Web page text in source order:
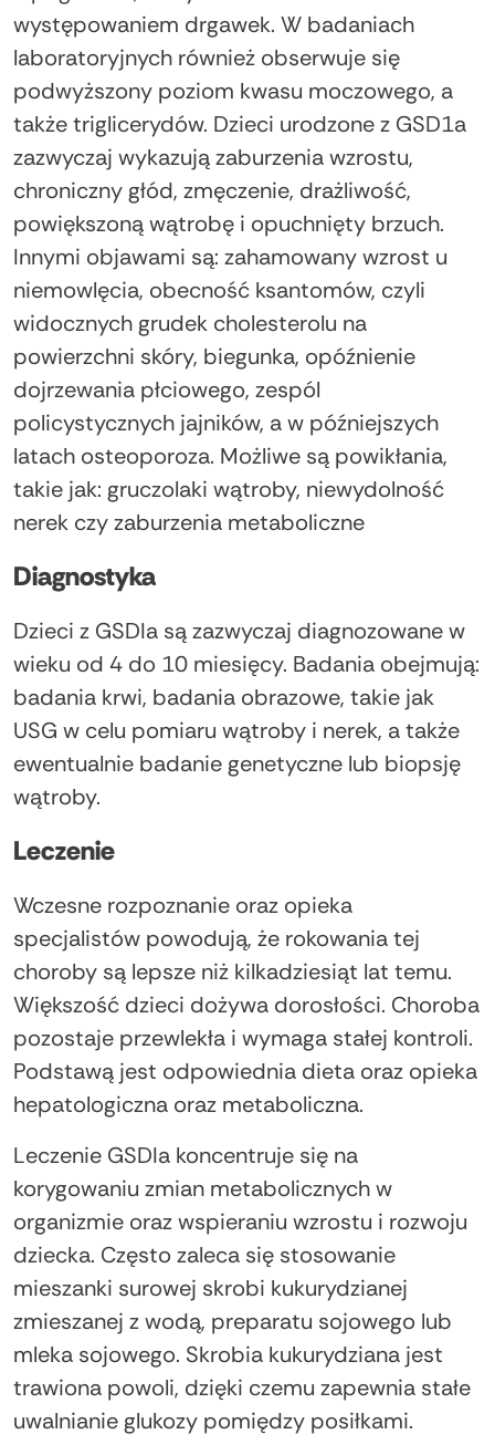
występowaniem drgawek. W badaniach
laboratoryjnych również obserwuje się
podwyższony poziom kwasu moczowego, a
także triglicerydów. Dzieci urodzone z GSD1a
zazwyczaj wykazują zaburzenia wzrostu,
chroniczny głód, zmęczenie, drażliwość,
powiększoną wątrobę i opuchnięty brzuch.
Innymi objawami są: zahamowany wzrost u
niemowlęcia, obecność ksantomów, czyli
widocznych grudek cholesterolu na
powierzchni skóry, biegunka, opóźnienie
dojrzewania płciowego, zespól
policystycznych jajników, a w późniejszych
latach osteoporoza. Możliwe są powikłania,
takie jak: gruczolaki wątroby, niewydolność
nerek czy zaburzenia metaboliczne
Diagnostyka
Dzieci z GSDIa są zazwyczaj diagnozowane w
wieku od 4 do 10 miesięcy. Badania obejmują:
badania krwi, badania obrazowe, takie jak
USG w celu pomiaru wątroby i nerek, a także
ewentualnie badanie genetyczne lub biopsję
wątroby.
Leczenie
Wczesne rozpoznanie oraz opieka
specjalistów powodują, że rokowania tej
choroby są lepsze niż kilkadziesiąt lat temu.
Większość dzieci dożywa dorosłości. Choroba
pozostaje przewlekła i wymaga stałej kontroli.
Podstawą jest odpowiednia dieta oraz opieka
hepatologiczna oraz metaboliczna.
Leczenie GSDIa koncentruje się na
korygowaniu zmian metabolicznych w
organizmie oraz wspieraniu wzrostu i rozwoju
dziecka. Często zaleca się stosowanie
mieszanki surowej skrobi kukurydzianej
zmieszanej z wodą, preparatu sojowego lub
mleka sojowego. Skrobia kukurydziana jest
trawiona powoli, dzięki czemu zapewnia stałe
uwalnianie glukozy pomiędzy posiłkami.